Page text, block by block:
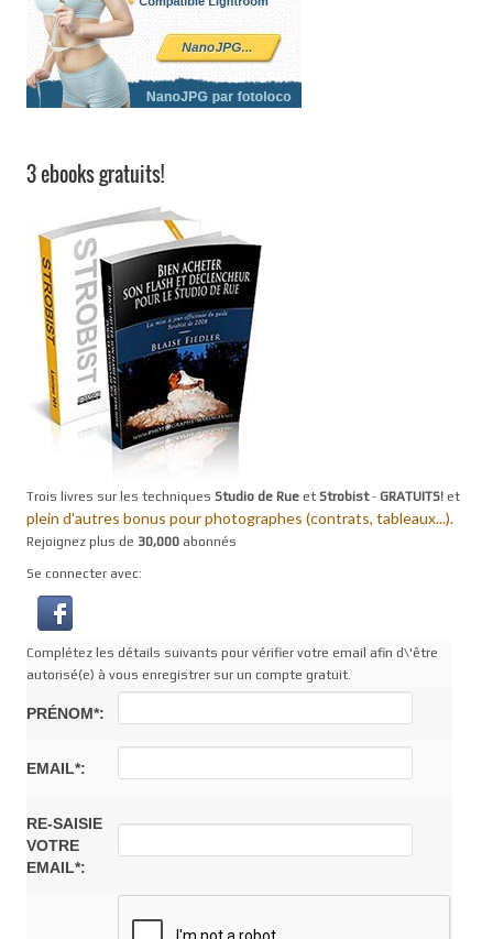
3 ebooks gratuits!
Trois livres sur les techniques Studio de Rue et Strobist- GRATUITS! et
plein d'autres bonus pour photographes (contrats, tableaux...).
Rejoignez plus de 30,000 abonnés
Se connecter avec:
Complétez les détails suivants pour vérifier votre email afin d\'être
autorisé(e) à vous enregistrer sur un compte gratuit.
PRÉNOM*:
EMAIL*:
RE-SAISIE
VOTRE
EMAIL*: